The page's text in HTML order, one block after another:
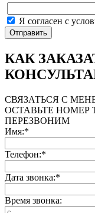
Я согласен с
КАК
СВЯЗАТЬСЯ С
ОСТАВЬТЕ
ПЕРЕЗВОНИМ
Имя:*
Телефон:*
Дата звонка:*
Время звонка: